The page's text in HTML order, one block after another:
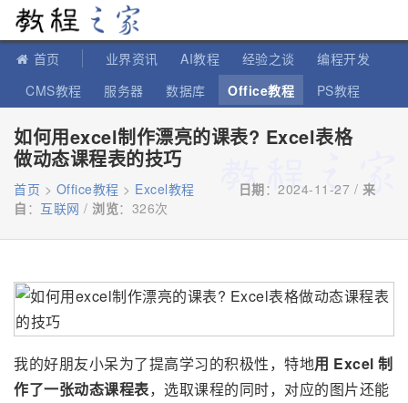
首页 业界资讯 AI教程 经验之谈
编程开发
CMS教程
服务器 数据库 Office教程
PS教程
如何用excel制作漂亮的课表? Excel表格
做动态课程表的技巧
首页 > Office教程 > Excel教程 日期：2024-11-27 / 来
自 ： 互联网 / 浏览： 326次
我的好朋友小呆为了提高学习的积极性，特地用 Excel 制
作了一张动态课程表，选取课程的同时，对应的图片还能